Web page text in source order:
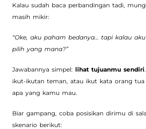
Kalau sudah baca perbandingan tadi,
masih mikir:
“Oke, aku paham bedanya… tapi kalau
pilih yang mana?”
Jawabannya simpel: lihat tujuanmu sendiri
ikut-ikutan teman, atau ikut kata orang
apa yang kamu mau.
Biar gampang, coba posisikan dirimu di
skenario berikut: